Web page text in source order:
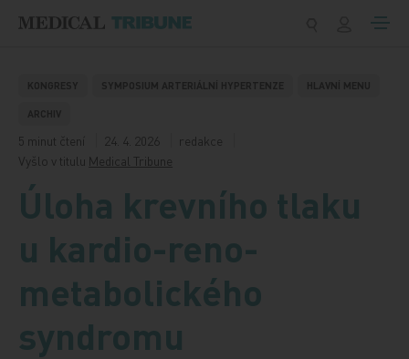
5 minut čtení 24. 4. 2026
redakce
Vyšlo v titulu Medical Tribune
Úloha krevního tlaku
u kardio-reno-
metabolického
syndromu